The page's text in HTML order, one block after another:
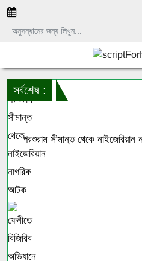
সর্বশেষ :
পরশুরাম সীমান্ত থেকে